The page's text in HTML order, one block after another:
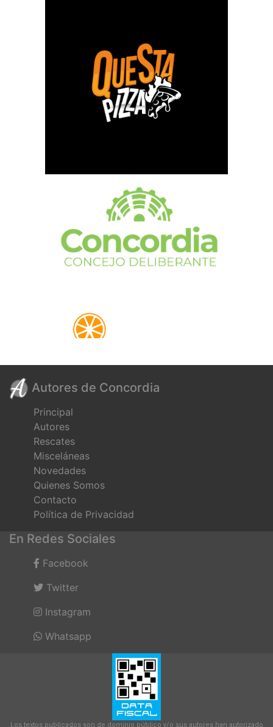
Autores de Concordia
Principal
Autores
Rescates
Misceláneas
Novedades
Quienes Somos
Contacto
Política de Privacidad
En Redes Sociales
Facebook
Twitter
Instagram
Whatsapp
Los textos publicados son de dominio público y/o sus autores han autorizado